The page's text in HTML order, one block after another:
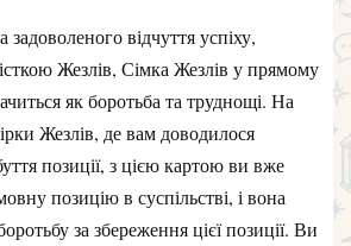
задоволеного відчуття успіху,
Жезлів, Сімка Жезлів у прямому
як боротьба та труднощі. На
Жезлів, де вам доводилося
позиції, з цією картою ви вже
позицію в суспільстві, і вона
за збереження цієї позиції. Ви